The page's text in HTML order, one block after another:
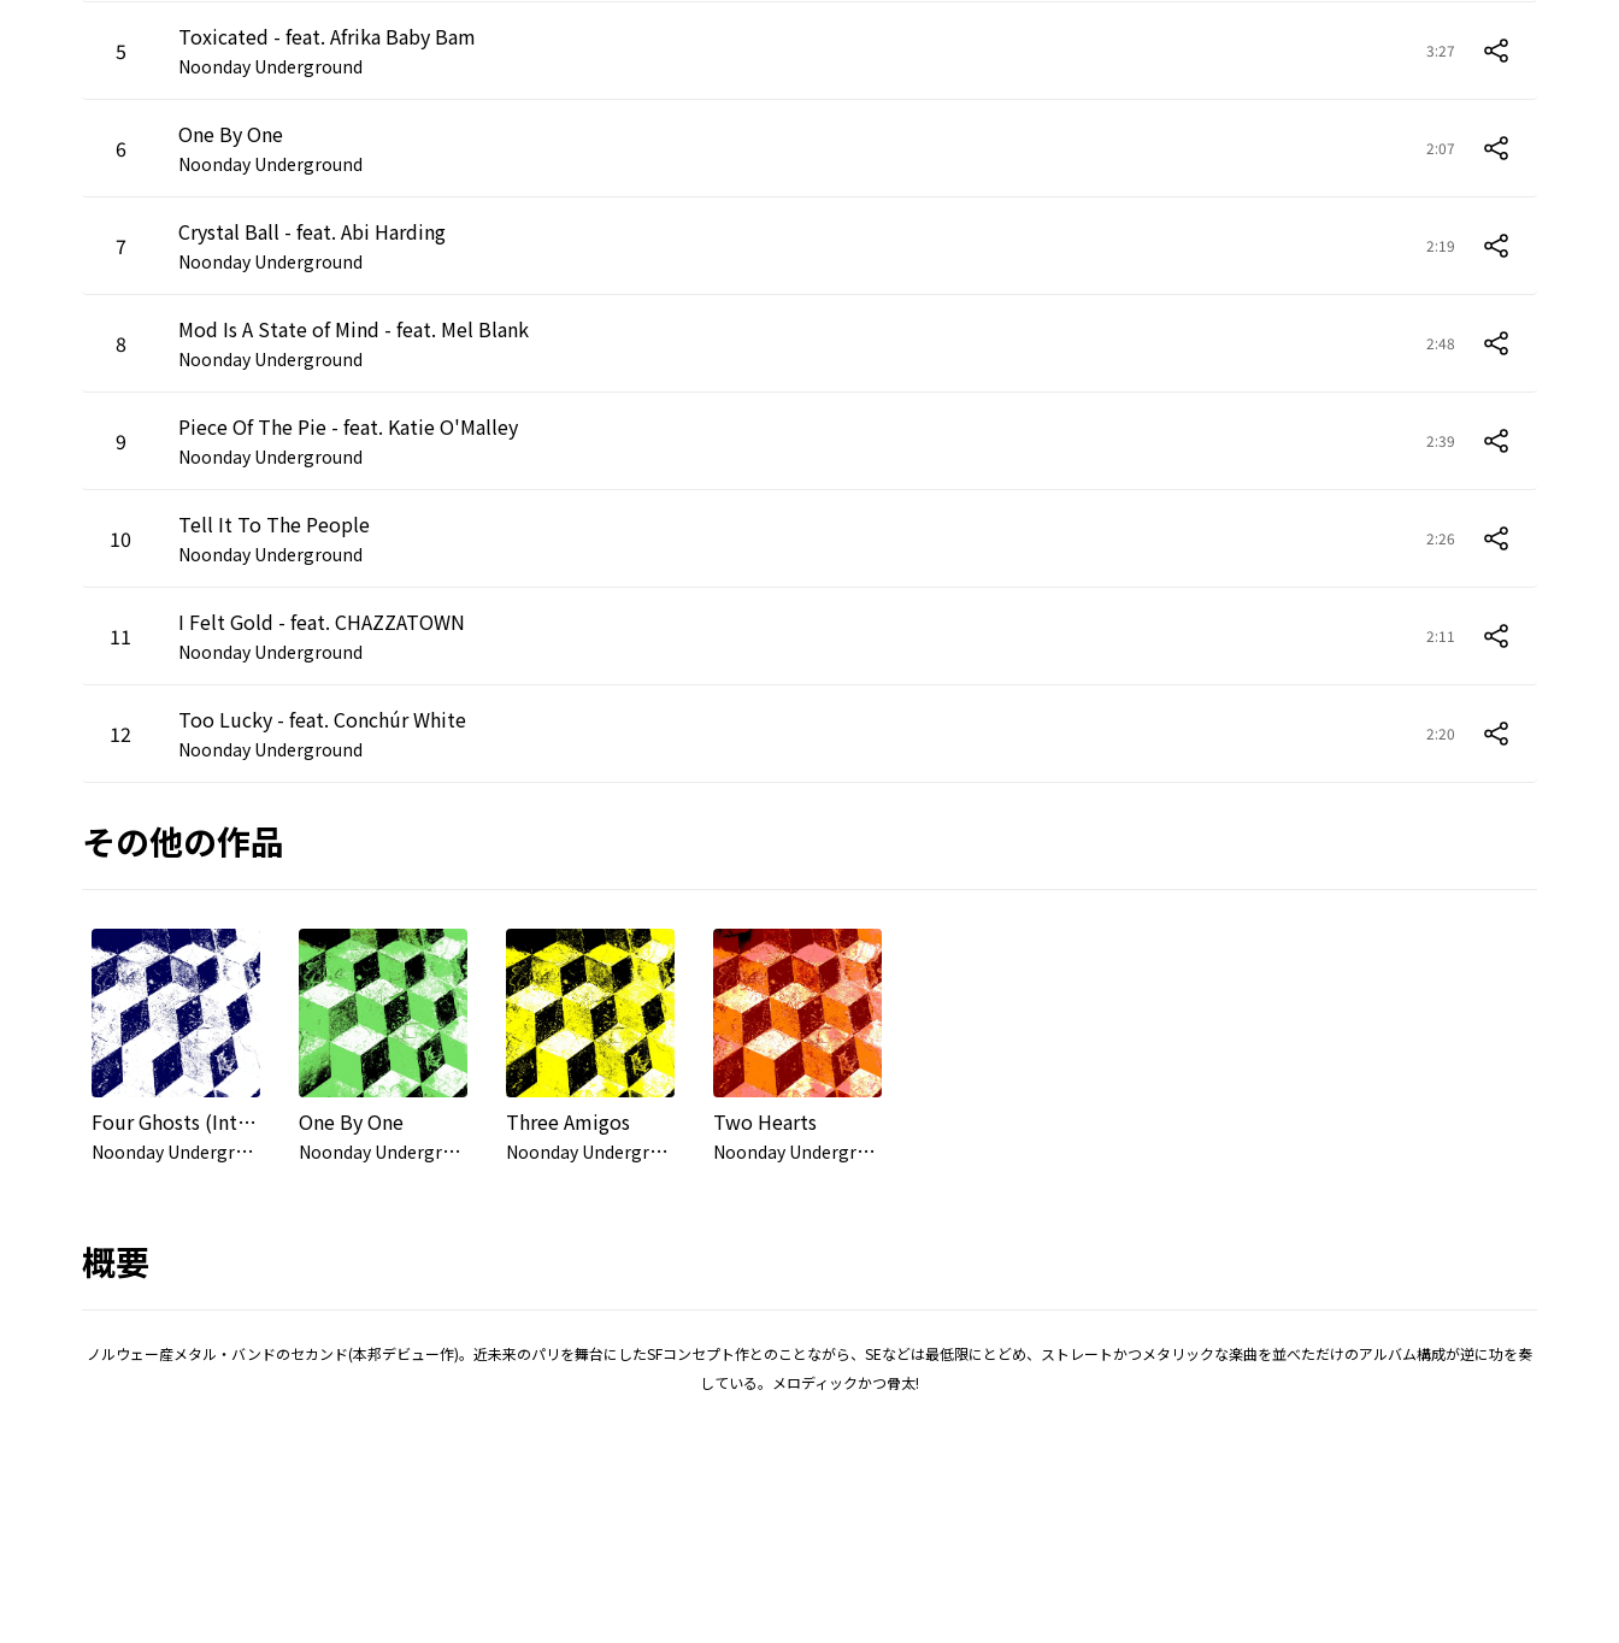
5 Toxicated - feat. Afrika Baby Bam
Noonday Underground
3:27
6 One By One
Noonday Underground
2:07
7 Crystal Ball - feat. Abi Harding
Noonday Underground
2:19
8 Mod Is A State of Mind - feat. Mel Blank
Noonday Underground
2:48
9 Piece Of The Pie - feat. Katie O'Malley
Noonday Underground
2:39
10 Tell It To The People
Noonday Underground
2:26
11 I Felt Gold - feat. CHAZZATOWN
Noonday Underground
2:11
12 Too Lucky - feat. Conchúr White
Noonday Underground
2:20
その他の作品
Four Ghosts (Into The Night)
N
oonday Underground
One By One
N
oonday Underground
Three Amigos
N
oonday Underground
Two Hearts
N
oonday Underground
概要
ノルウェー産メタル・バンドのセカンド(本邦デビュー作)。近未来のパリを舞台にしたSFコンセプト作とのことながら、SEなどは最低限にとどめ、ストレートかつメタリックな楽曲を並べただけのアルバム構成が逆に功を奏
している。メロディックかつ骨太!